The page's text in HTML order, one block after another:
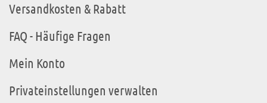
Versandkosten & Rabatt
FAQ - Häufige Fragen
Mein Konto
Privateinstellungen verwalten